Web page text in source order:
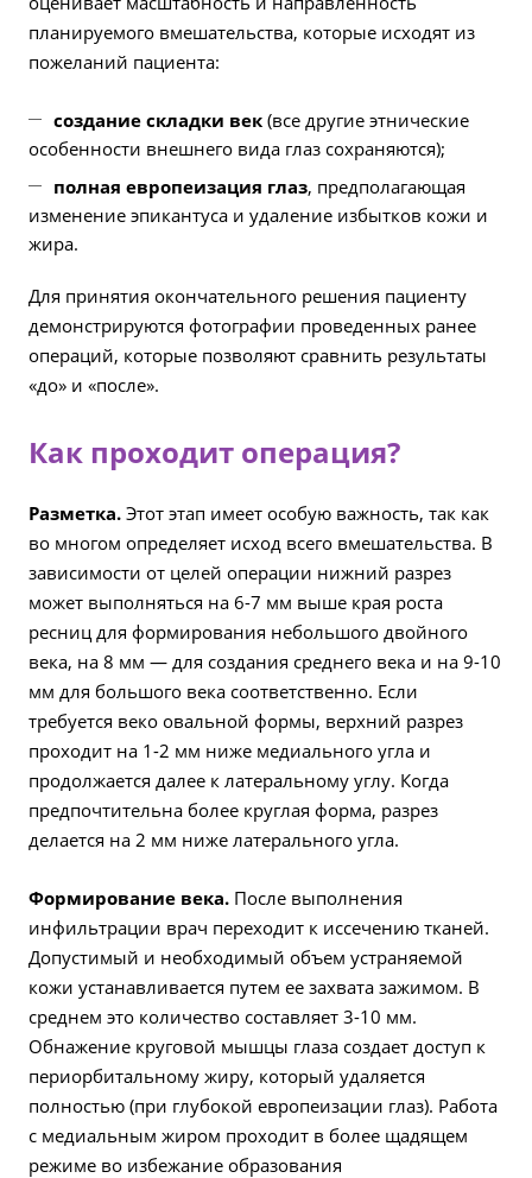
планируемого вмешательства, которые исходят из
пожеланий пациента:
создание складки век (все другие этнические
особенности внешнего вида глаз сохраняются);
полная европеизация глаз, предполагающая
изменение эпикантуса и удаление избытков кожи и
жира.
Для принятия окончательного решения пациенту
демонстрируются фотографии проведенных ранее
операций, которые позволяют сравнить результаты
«до» и «после».
Как проходит операция?
Разметка. Этот этап имеет особую важность, так как
во многом определяет исход всего вмешательства. В
зависимости от целей операции нижний разрез
может выполняться на 6-7 мм выше края роста
ресниц для формирования небольшого двойного
века, на 8 мм — для создания среднего века и на 9-10
мм для большого века соответственно. Если
требуется веко овальной формы, верхний разрез
проходит на 1-2 мм ниже медиального угла и
продолжается далее к латеральному углу. Когда
предпочтительна более круглая форма, разрез
делается на 2 мм ниже латерального угла.
Формирование века. После выполнения
инфильтрации врач переходит к иссечению тканей.
Допустимый и необходимый объем устраняемой
кожи устанавливается путем ее захвата зажимом. В
среднем это количество составляет 3-10 мм.
Обнажение круговой мышцы глаза создает доступ к
периорбитальному жиру, который удаляется
полностью (при глубокой европеизации глаз). Работа
с медиальным жиром проходит в более щадящем
режиме во избежание образования